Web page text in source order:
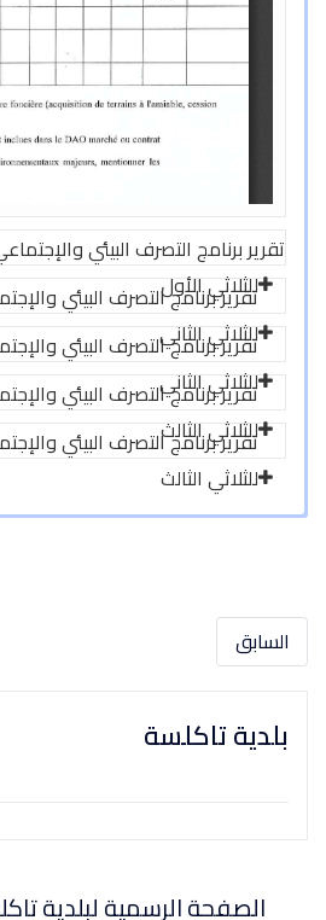
في طور الإنجاز
في طور الدراسة
في طور الإنجاز
في طور الدراسة
في طور الإنجاز